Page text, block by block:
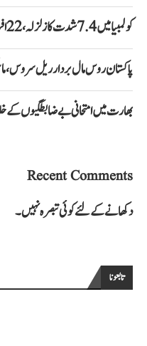
کولمبیا میں 7.4 شدت کا زلزلہ، 22 افراد ہلاک، عمارتیں منہدم
پاکستان روس مال بردار ریل
بھارت میں امتحانی بے ضابطگیوں کے
Recent Comments
دکھانے کے لئے کوئی تبصرہ نہیں۔
تابعونا